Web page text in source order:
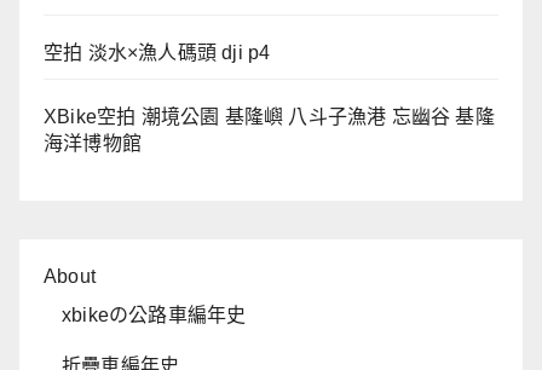
空拍 淡水×漁人碼頭 dji p4
XBike空拍 潮境公園 基隆嶼 八斗子漁港 忘幽谷 基隆
海洋博物館
About
xbikeの公路車編年史
折疊車編年史